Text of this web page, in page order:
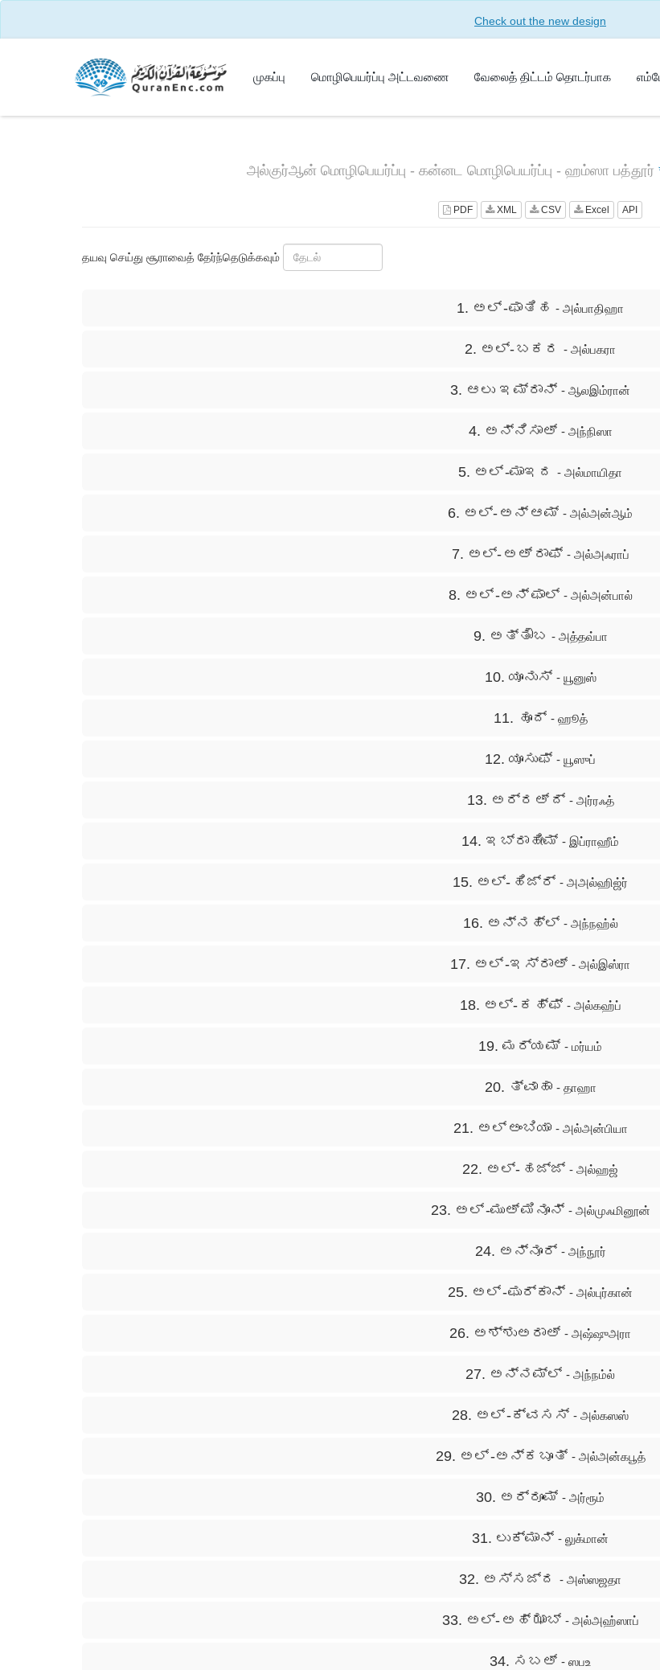
Check out the new design
முகப்பு மொழிபெயர்ப்பு அட்டவணை வேலைத் திட்டம் தொடர்பாக
அல்குர்ஆன் மொழிபெயர்ப்பு - கன்னட மொழிபெயர்ப்பு - ஹம்ஸா பத்தூர்
PDF XML CSV Excel API
தயவு செய்து சூராவைத் தேர்ந்தெடுக்கவும்
1. ಅಲ್ -ಫಾತಿಹ - அல்பாதிஹா
2. ಅಲ್- ಬಕರ - அல்பகரா
3. ಆಲು ಇಮ್ರಾನ್ - ஆலஇம்ரான்
4. ಅನ್ನಿಸಾಅ್ - அந்நிஸா
5. ಅಲ್ -ಮಾಇದ - அல்மாயிதா
6. ಅಲ್- ಅನ್ ಆಮ್ - அல்அன்ஆம்
7. ಅಲ್- ಅಅ್ ರಾಫ್ - அல்அஃராப்
8. ಅಲ್ -ಅನ್ ಫಾಲ್ - அல்அன்பால்
9. ಅತ್ತೌಬ - அத்தவ்பா
10. ಯೂನುಸ್ - யூனுஸ்
11. ಹೂದ್ - ஹூத்
12. ಯೂಸುಫ್ - யூஸுப்
13. ಅರ್‍ರಅ್ ದ್ - அர்ரஃத்
14. ಇಬ್ರಾಹೀಮ್ - இப்ராஹீம்
15. ಅಲ್- ಹಿಜ್ರ್ - அஅல்ஹிஜ்ர்
16. ಅನ್ನಹ್ಲ್ - அந்நஹ்ல்
17. ಅಲ್ -ಇಸ್ರಾಅ್ - அல்இஸ்ரா
18. ಅಲ್- ಕಹ್ಫ್ - அல்கஹ்ப்
19. ಮರ್ಯಮ್ - மர்யம்
20. ತ್ವಾಹಾ - தாஹா
21. ಅಲ್ ಅಂಬಿಯಾ - அல்அன்பியா
22. ಅಲ್- ಹಜ್ಜ್ - அல்ஹஜ்
23. ಅಲ್ -ಮುಅ್ ಮಿನೂನ್ - அல்முஃமினூன்
24. ಅನ್ನೂರ್ - அந்நூர்
25. ಅಲ್ -ಫುರ್ಕಾನ್ - அல்புர்கான்
26. ಅಶ್ಶುಅರಾಅ್ - அஷ்ஷுஅரா
27. ಅನ್ನಮ್ಲ್ - அந்நம்ல்
28. ಅಲ್ -ಕ್ವಸಸ್ - அல்கஸஸ்
29. ಅಲ್ -ಅನ್ಕಬೂತ್ - அல்அன்கபூத்
30. ಅರ್‍ರೂಮ್ - அர்ரூம்
31. ಲುಕ್ಮಾನ್ - லுக்மான்
32. ಅಸ್ಸಜ್ದ - அஸ்ஸஜதா
33. ಅಲ್- ಅಹ್ ಝಾಬ್ - அல்அஹ்ஸாப்
34. ಸಬಅ್ - ஸபஉ